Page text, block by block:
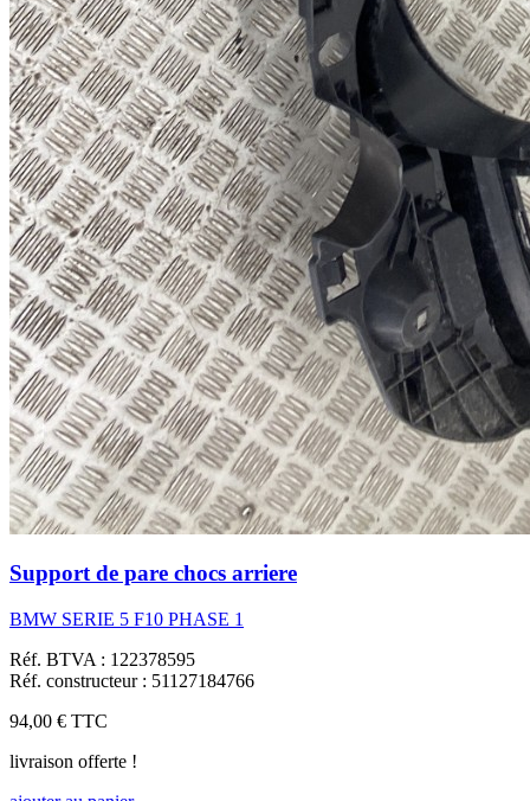
Support de pare chocs arriere
BMW SERIE 5 F10 PHASE 1
Réf. BTVA : 122378595
Réf. constructeur : 51127184766
94,00 € TTC
livraison offerte !